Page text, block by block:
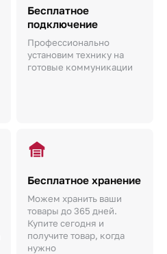
Бесплатное
подключение
Профессионально
установим технику на
готовые коммуникации
Бесплатное хранение
Можем хранить ваши
товары до 365 дней.
Купите сегодня и
получите товар, когда
нужно